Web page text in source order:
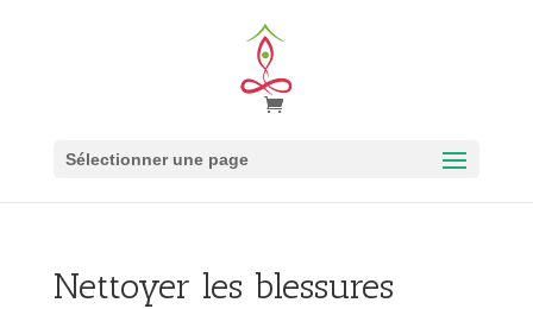
Sélectionner une page
Nettoyer les blessures